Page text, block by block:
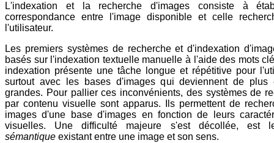
L'indexation et la recherche d'images consiste à
correspondance entre l'image disponible et celle
l'utilisateur.
Les premiers systèmes de recherche et d'indexation
basés sur l'indexation textuelle manuelle à l'aide des mots
indexation présente une tâche longue et répétitive pour
surtout avec les bases d'images qui deviennent de plus
grandes. Pour pallier ces inconvénients, des systèmes de
par contenu visuelle sont apparus. Ils permettent de
images d'une base d'images en fonction de leurs
visuelles. Une difficulté majeure s'est décollée,
sémantique existant entre une image et son sens.